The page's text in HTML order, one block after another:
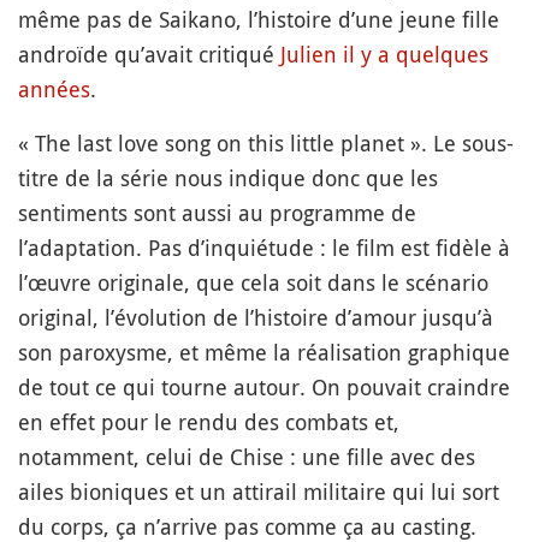
même pas de Saikano, l’histoire d’une jeune fille
androïde qu’avait critiqué Julien il y a quelques
années.
« The last love song on this little planet ». Le sous-
titre de la série nous indique donc que les
sentiments sont aussi au programme de
l’adaptation. Pas d’inquiétude : le film est fidèle à
l’œuvre originale, que cela soit dans le scénario
original, l’évolution de l’histoire d’amour jusqu’à
son paroxysme, et même la réalisation graphique
de tout ce qui tourne autour. On pouvait craindre
en effet pour le rendu des combats et,
notamment, celui de Chise : une fille avec des
ailes bioniques et un attirail militaire qui lui sort
du corps, ça n’arrive pas comme ça au casting.